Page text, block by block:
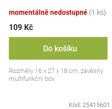
momentálně nedostupné (1 ks)
109 Kč
Do košíku
Rozměry 16 x 27 x 18 cm, závěsný
multifunkční box
Kód: 25415601